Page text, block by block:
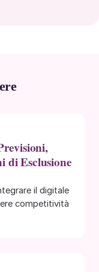
di Esclusione
il digitale
competitività